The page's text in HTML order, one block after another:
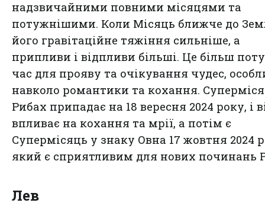
надзвичайними повними місяцями та
потужнішими. Коли Місяць ближче до
його гравітаційне тяжіння сильніше, а
припливи і відпливи більші. Це більш
час для прояву та очікування чудес,
навколо романтики та кохання.
Рибах припадає на 18 вересня 2024 року, і
впливає на кохання та мрії, а потім є
Супермісяць у знаку Овна 17 жовтня 2024
який є сприятливим для нових починань
Лев